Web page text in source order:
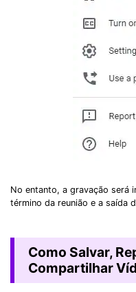
No entanto, a gravação será
término da reunião e a saída
Como Salvar,
Compartilhar